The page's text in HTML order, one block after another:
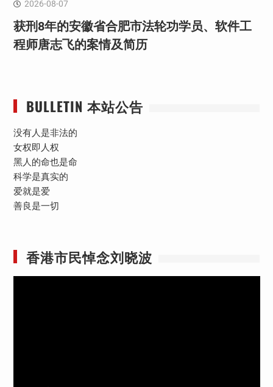
2026-08-07
获刑8年的安徽省合肥市法轮功学员、软件工
程师唐志飞的案情及简历
BULLETIN 本站公告
没有人是非法的
女权即人权
黑人的命也是命
科学是真实的
爱就是爱
善良是一切
香港市民悼念刘晓波